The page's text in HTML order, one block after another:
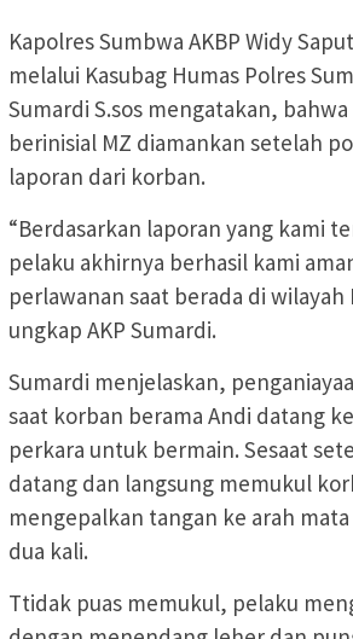
Kapolres Sumbwa AKBP Widy
melalui Kasubag Humas Polres
Sumardi S.sos mengatakan,
berinisial MZ diamankan setelah
laporan dari korban.
“Berdasarkan laporan yang kami
pelaku akhirnya berhasil kami
perlawanan saat berada di
ungkap AKP Sumardi.
Sumardi menjelaskan,
saat korban berama Andi datang
perkara untuk bermain. Sesaat
datang dan langsung memukul
mengepalkan tangan ke arah
dua kali.
Ttidak puas memukul, pelaku